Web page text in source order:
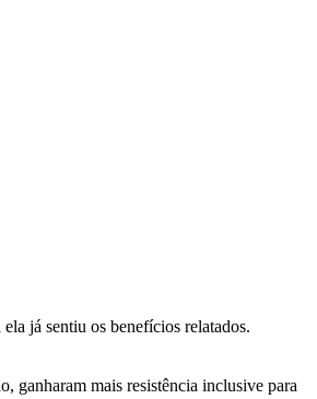
já sentiu os benefícios relatados.
ganharam mais resistência inclusive para